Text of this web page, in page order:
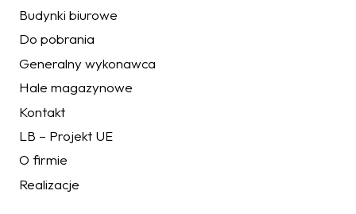
Budynki biurowe
Do pobrania
Generalny wykonawca
Hale magazynowe
Kontakt
LB – Projekt UE
O firmie
Realizacje